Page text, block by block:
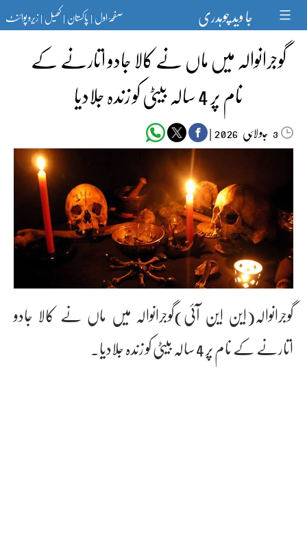
content جا وید چوہدری صفحۂ اول|پاکستان|کھیل|زیرو پوائنٹ
گوجرانوالہ میں ماں نے کالا جادو اتارنے کے
نام پر 4 سالہ بیٹی کو زندہ جلادیا
3جولائی |
گوجرانوالہ(این این آئی)گوجرانوالہ میں ماں نے کالا جادو
اتارنے کے نام پر 4 سالہ بیٹی کو زندہ جلادیا۔